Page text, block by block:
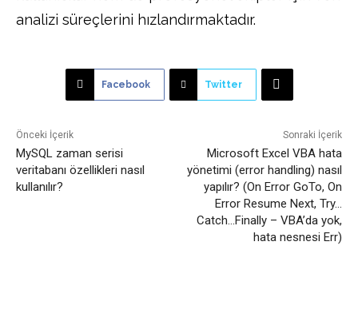
analizi süreçlerini hızlandırmaktadır.
Facebook Twitter
Önceki İçerik
MySQL zaman serisi
veritabanı özellikleri nasıl
kullanılır?
Sonraki İçerik
Microsoft Excel VBA hata
yönetimi (error handling) nasıl
yapılır? (On Error GoTo, On
Error Resume Next, Try…
Catch…Finally – VBA’da yok,
hata nesnesi Err)